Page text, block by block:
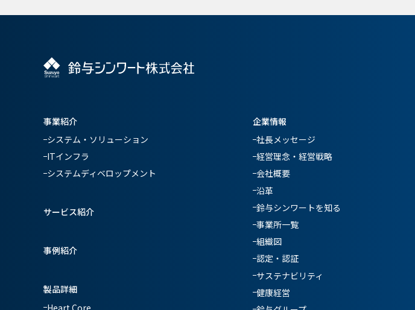
事業紹介
システム・ソリューション
ITインフラ
システムディベロップメント
サービス紹介
事例紹介
製品詳細
Heart Core
企業情報
社長メッセージ
経営理念・経営戦略
会社概要
沿革
鈴与シンワートを知る
事業所一覧
組織図
認定・認証
サステナビリティ
健康経営